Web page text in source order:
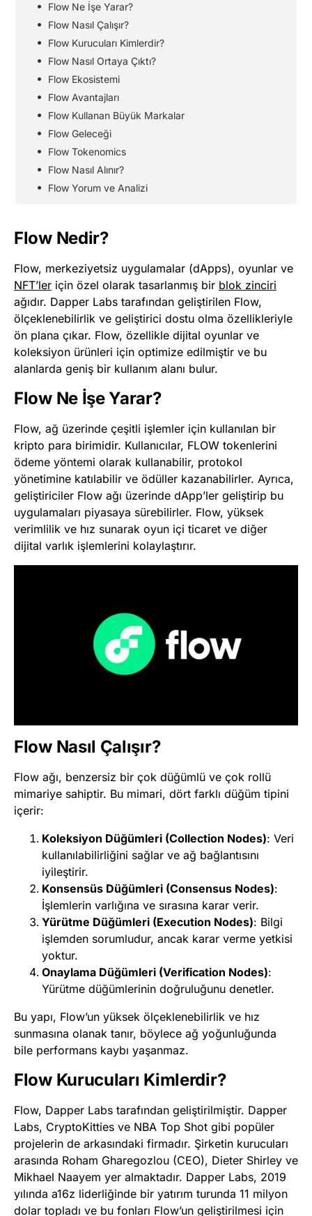
Flow Ne İşe Yarar?
Flow Nasıl Çalışır?
Flow Kurucuları Kimlerdir?
Flow Nasıl Ortaya Çıktı?
Flow Ekosistemi
Flow Avantajları
Flow Kullanan Büyük Markalar
Flow Geleceği
Flow Tokenomics
Flow Nasıl Alınır?
Flow Yorum ve Analizi
Flow Nedir?
Flow, merkeziyetsiz uygulamalar (dApps), oyunlar ve
NFT’ler için özel olarak tasarlanmış bir blok zinciri
ağıdır. Dapper Labs tarafından geliştirilen Flow,
ölçeklenebilirlik ve geliştirici dostu olma özellikleriyle
ön plana çıkar. Flow, özellikle dijital oyunlar ve
koleksiyon ürünleri için optimize edilmiştir ve bu
alanlarda geniş bir kullanım alanı bulur.
Flow Ne İşe Yarar?
Flow, ağ üzerinde çeşitli işlemler için kullanılan bir
kripto para birimidir. Kullanıcılar, FLOW tokenlerini
ödeme yöntemi olarak kullanabilir, protokol
yönetimine katılabilir ve ödüller kazanabilirler. Ayrıca,
geliştiriciler Flow ağı üzerinde dApp’ler geliştirip bu
uygulamaları piyasaya sürebilirler. Flow, yüksek
verimlilik ve hız sunarak oyun içi ticaret ve diğer
dijital varlık işlemlerini kolaylaştırır​​.
Flow Nasıl Çalışır?
Flow ağı, benzersiz bir çok düğümlü ve çok rollü
mimariye sahiptir. Bu mimari, dört farklı düğüm tipini
içerir:
Koleksiyon Düğümleri (Collection Nodes): Veri
kullanılabilirliğini sağlar ve ağ bağlantısını
iyileştirir.
Konsensüs Düğümleri (Consensus Nodes):
İşlemlerin varlığına ve sırasına karar verir.
Yürütme Düğümleri (Execution Nodes): Bilgi
işlemden sorumludur, ancak karar verme yetkisi
yoktur.
Onaylama Düğümleri (Verification Nodes):
Yürütme düğümlerinin doğruluğunu denetler​​.
Bu yapı, Flow’un yüksek ölçeklenebilirlik ve hız
sunmasına olanak tanır, böylece ağ yoğunluğunda
bile performans kaybı yaşanmaz.
Flow Kurucuları Kimlerdir?
Flow, Dapper Labs tarafından geliştirilmiştir. Dapper
Labs, CryptoKitties ve NBA Top Shot gibi popüler
projelerin de arkasındaki firmadır. Şirketin kurucuları
arasında Roham Gharegozlou (CEO), Dieter Shirley ve
Mikhael Naayem yer almaktadır. Dapper Labs, 2019
yılında a16z liderliğinde bir yatırım turunda 11 milyon
dolar topladı ve bu fonları Flow’un geliştirilmesi için